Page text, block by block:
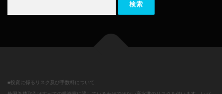
■投資に係るリスク及び手数料について